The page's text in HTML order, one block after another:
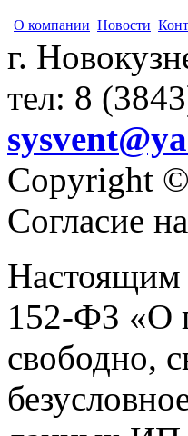
О компании Новости
г.
тел: 8
Copyright
Согласие
Настоящим
152-ФЗ «О
свободно,